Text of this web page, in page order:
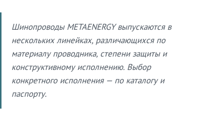
Шинопроводы METAENERGY выпускаются в
нескольких линейках, различающихся по
материалу проводника, степени защиты и
конструктивному исполнению. Выбор
конкретного исполнения — по каталогу и
паспорту.